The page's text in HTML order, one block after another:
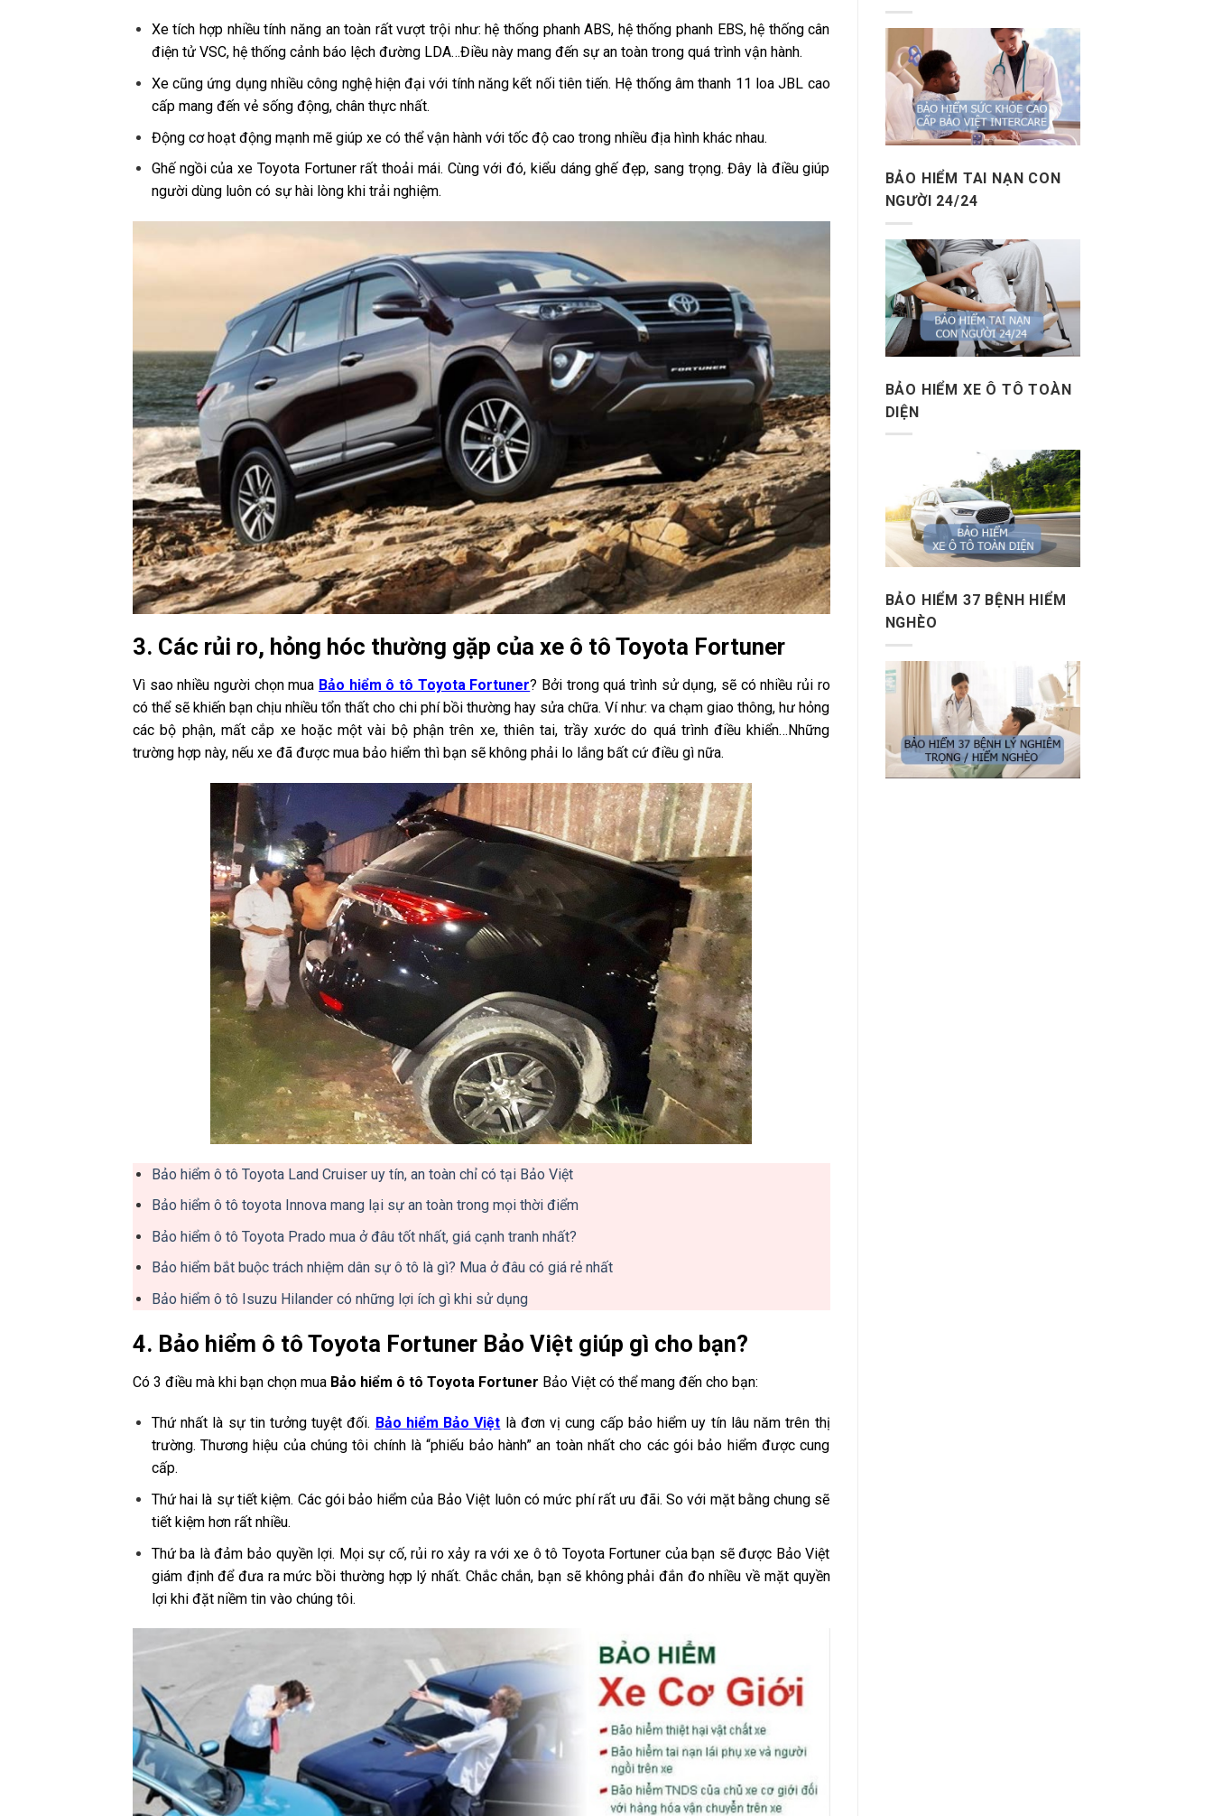
Xe tích hợp nhiều tính năng an toàn rất vượt trội như: hệ thống phanh ABS, hệ thống phanh EBS, hệ thống cân
điện tử VSC, hệ thống cảnh báo lệch đường LDA…Điều này mang đến sự an toàn trong quá trình vận hành.
Xe cũng ứng dụng nhiều công nghệ hiện đại với tính năng kết nối tiên tiến. Hệ thống âm thanh 11 loa JBL cao
cấp mang đến vẻ sống động, chân thực nhất.
Động cơ hoạt động mạnh mẽ giúp xe có thể vận hành với tốc độ cao trong nhiều địa hình khác nhau.
Ghế ngồi của xe Toyota Fortuner rất thoải mái. Cùng với đó, kiểu dáng ghế đẹp, sang trọng. Đây là điều giúp
người dùng luôn có sự hài lòng khi trải nghiệm.
3. Các rủi ro, hỏng hóc thường gặp của xe ô tô Toyota Fortuner
Vì sao nhiều người chọn mua Bảo hiểm ô tô Toyota Fortuner? Bởi trong quá trình sử dụng, sẽ có nhiều rủi ro
có thể sẽ khiến bạn chịu nhiều tổn thất cho chi phí bồi thường hay sửa chữa. Ví như: va chạm giao thông, hư hỏng
các bộ phận, mất cắp xe hoặc một vài bộ phận trên xe, thiên tai, trầy xước do quá trình điều khiển…Những
trường hợp này, nếu xe đã được mua bảo hiểm thì bạn sẽ không phải lo lắng bất cứ điều gì nữa.
Bảo hiểm ô tô Toyota Land Cruiser uy tín, an toàn chỉ có tại Bảo Việt
Bảo hiểm ô tô toyota Innova mang lại sự an toàn trong mọi thời điểm
Bảo hiểm ô tô Toyota Prado mua ở đâu tốt nhất, giá cạnh tranh nhất?
Bảo hiểm bắt buộc trách nhiệm dân sự ô tô là gì? Mua ở đâu có giá rẻ nhất
Bảo hiểm ô tô Isuzu Hilander có những lợi ích gì khi sử dụng
4. Bảo hiểm ô tô Toyota Fortuner Bảo Việt giúp gì cho bạn?
Có 3 điều mà khi bạn chọn mua Bảo hiểm ô tô Toyota Fortuner Bảo Việt có thể mang đến cho bạn:
Thứ nhất là sự tin tưởng tuyệt đối. Bảo hiểm Bảo Việt là đơn vị cung cấp bảo hiểm uy tín lâu năm trên thị
trường. Thương hiệu của chúng tôi chính là “phiếu bảo hành” an toàn nhất cho các gói bảo hiểm được cung
cấp.
Thứ hai là sự tiết kiệm. Các gói bảo hiểm của Bảo Việt luôn có mức phí rất ưu đãi. So với mặt bằng chung sẽ
tiết kiệm hơn rất nhiều.
Thứ ba là đảm bảo quyền lợi. Mọi sự cố, rủi ro xảy ra với xe ô tô Toyota Fortuner của bạn sẽ được Bảo Việt
giám định để đưa ra mức bồi thường hợp lý nhất. Chắc chắn, bạn sẽ không phải đắn đo nhiều về mặt quyền
lợi khi đặt niềm tin vào chúng tôi.
BẢO HIỂM TAI NẠN CON
NGƯỜI 24/24
BẢO HIỂM XE Ô TÔ TOÀN
DIỆN
BẢO HIỂM 37 BỆNH HIỂM
NGHÈO